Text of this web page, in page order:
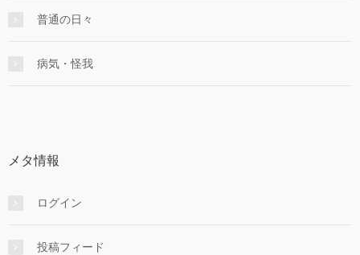
普通の日々
病気・怪我
メタ情報
ログイン
投稿フィード